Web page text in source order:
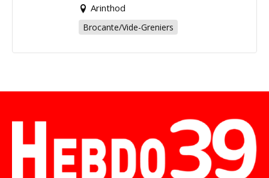
Arinthod
Brocante/Vide-Greniers